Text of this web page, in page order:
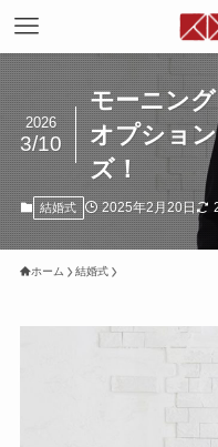
モーニン
オプショ
ズ！
2026
3/10
結婚式 2025年2月20日
ホーム 結婚式